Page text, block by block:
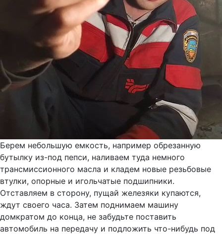
Берем небольшую емкость, например обрезанную
бутылку из-под пепси, наливаем туда немного
трансмиссионного масла и кладем новые резьбовые
втулки, опорные и игольчатые подшипники.
Отставляем в сторону, пущай железяки купаются,
ждут своего часа. Затем поднимаем машину
домкратом до конца, не забудьте поставить
автомобиль на передачу и подложить что-нибудь под